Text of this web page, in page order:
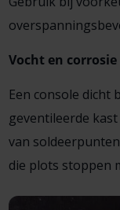
Vocht en corrosie
Een console dicht
geventileerde
van
die plots stoppen